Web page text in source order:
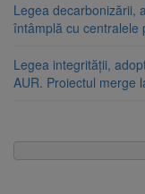
Legea decarbonizării,
întâmplă cu centralele
Legea integrității,
AUR. Proiectul merge